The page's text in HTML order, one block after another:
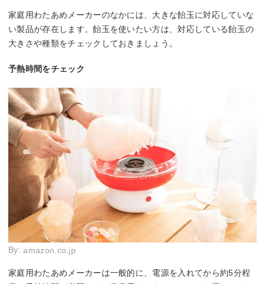
家庭用わたあめメーカーのなかには、大きな飴玉に対応していな
い製品が存在します。飴玉を使いたい方は、対応している飴玉の
大きさや種類をチェックしておきましょう。
予熱時間をチェック
By:amazon.co.jp
家庭用わたあめメーカーは一般的に、電源を入れてから約5分程